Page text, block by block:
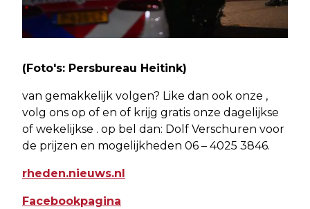
(Foto's: Persbureau Heitink)
van gemakkelijk volgen? Like dan ook onze ,
volg ons op of en of krijg gratis onze dagelijkse
of wekelijkse . op bel dan: Dolf Verschuren voor
de prijzen en mogelijkheden 06 – 4025 3846.
rheden.nieuws.nl
Facebookpagina